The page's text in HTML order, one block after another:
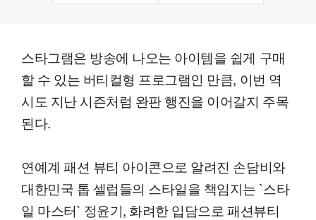
스타그램은 방송에 나오는 아이템을 쉽게 구매
할 수 있는 버티컬형 프로그램인 만큼, 이번 역
시도 지난 시즌처럼 완판 행진을 이어갈지 주목
된다.
연예계 패션 뷰티 아이콘으로 알려진 손담비와
대한민국 톱 셀럽들의 스타일을 책임지는 `스타
일 마스터` 정윤기, 화려한 입담으로 패션뷰티